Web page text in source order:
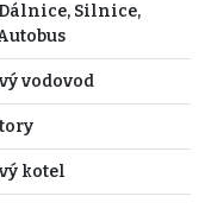
Silnice,
vodovod
kotel